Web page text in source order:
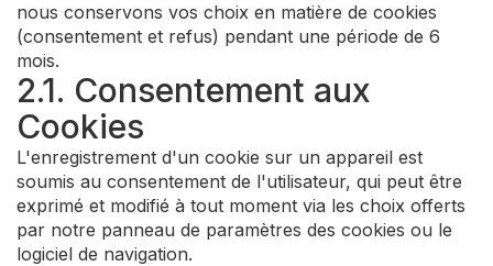
nous conservons vos choix en matière de cookies
(consentement et refus) pendant une période de 6
mois.
2.1. Consentement aux
Cookies
L'enregistrement d'un cookie sur un appareil est
soumis au consentement de l'utilisateur, qui peut être
exprimé et modifié à tout moment via les choix offerts
par notre panneau de paramètres des cookies ou le
logiciel de navigation.